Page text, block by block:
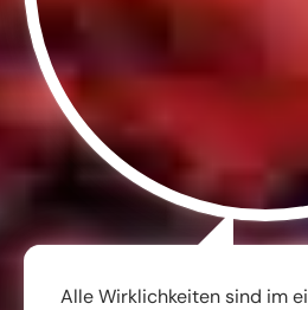
Alle Wirklichkeiten sind im